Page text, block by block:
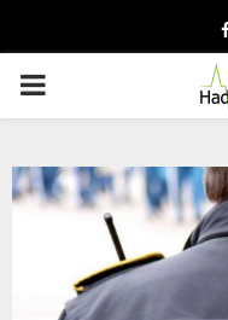
PRIMARY